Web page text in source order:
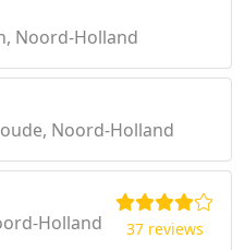
Noord-Holland
Noord-Holland
Holland
37 reviews